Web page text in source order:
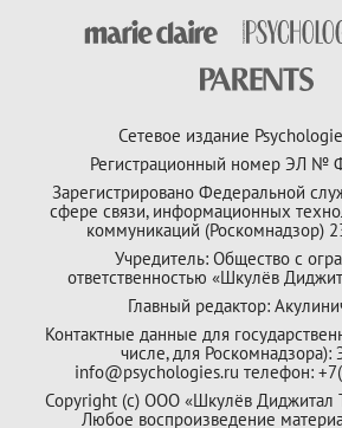
Сетевое издание
Регистрационный номер ЭЛ №
Зарегистрировано Федеральной
сфере связи, информационных
коммуникаций (Роскомнадзор)
Учредитель: Общество с
ответственностью «Шкулёв
Главный редактор:
Контактные данные для
числе, для Роскомнадзора):
info@psychologies.ru телефон:
Copyright (с) ООО «Шкулёв Диджитал
Любое воспроизведение